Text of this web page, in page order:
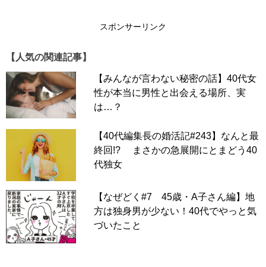
スポンサーリンク
【人気の関連記事】
【みんなが言わない秘密の話】40代女
性が本当に男性と出会える場所、実
は…？
【40代編集長の婚活記#243】なんと最
終回!? まさかの急展開にとまどう40
代独女
【なぜどく#7 45歳・A子さん編】地
方は独身男が少ない！40代でやっと気
づいたこと